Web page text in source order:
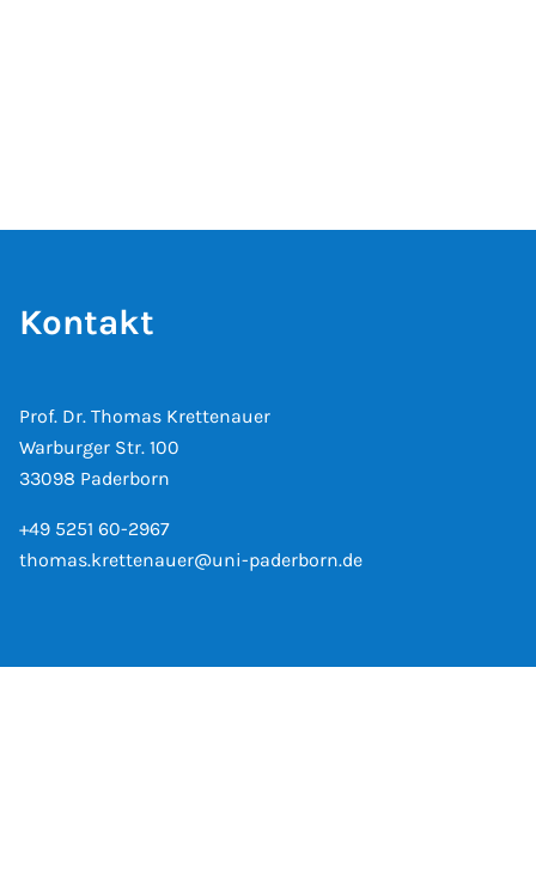
Kontakt
Prof. Dr. Thomas Krettenauer
Warburger Str. 100
33098 Paderborn
+49 5251 60-2967
thomas.krettenauer@uni-paderborn.de